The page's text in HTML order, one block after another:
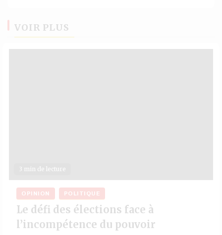
VOIR PLUS
3 min de lecture
OPINION POLITIQUE
Le défi des élections face à
l’incompétence du pouvoir